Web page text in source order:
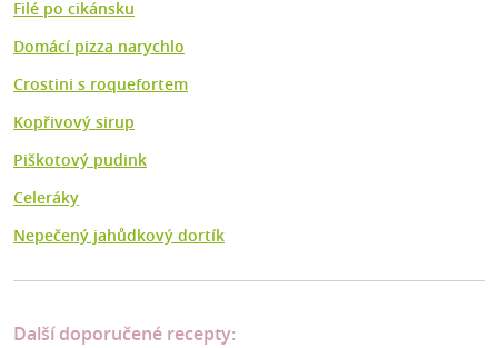
Filé po cikánsku
Domácí pizza narychlo
Crostini s roquefortem
Kopřivový sirup
Piškotový pudink
Celeráky
Nepečený jahůdkový dortík
Další doporučené recepty: